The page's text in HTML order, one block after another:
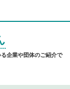
企業や団体のご紹介で